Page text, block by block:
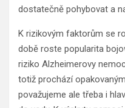
dostatečně pohybovat a
K rizikovým faktorům se
době roste popularita
riziko Alzheimerovy
totiž prochází
považujeme ale třeba i